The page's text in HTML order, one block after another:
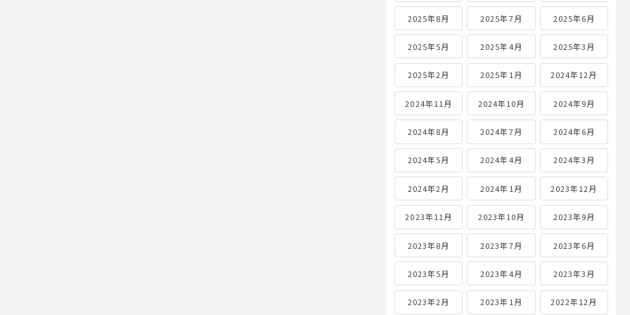
2025年8月 2025年7月 2025年6月
2025年5月 2025年4月 2025年3月
2025年2月 2025年1月 2024年12月
2024年11月 2024年10月 2024年9月
2024年8月 2024年7月 2024年6月
2024年5月 2024年4月 2024年3月
2024年2月 2024年1月 2023年12月
2023年11月 2023年10月 2023年9月
2023年8月 2023年7月 2023年6月
2023年5月 2023年4月 2023年3月
2023年2月 2023年1月 2022年12月